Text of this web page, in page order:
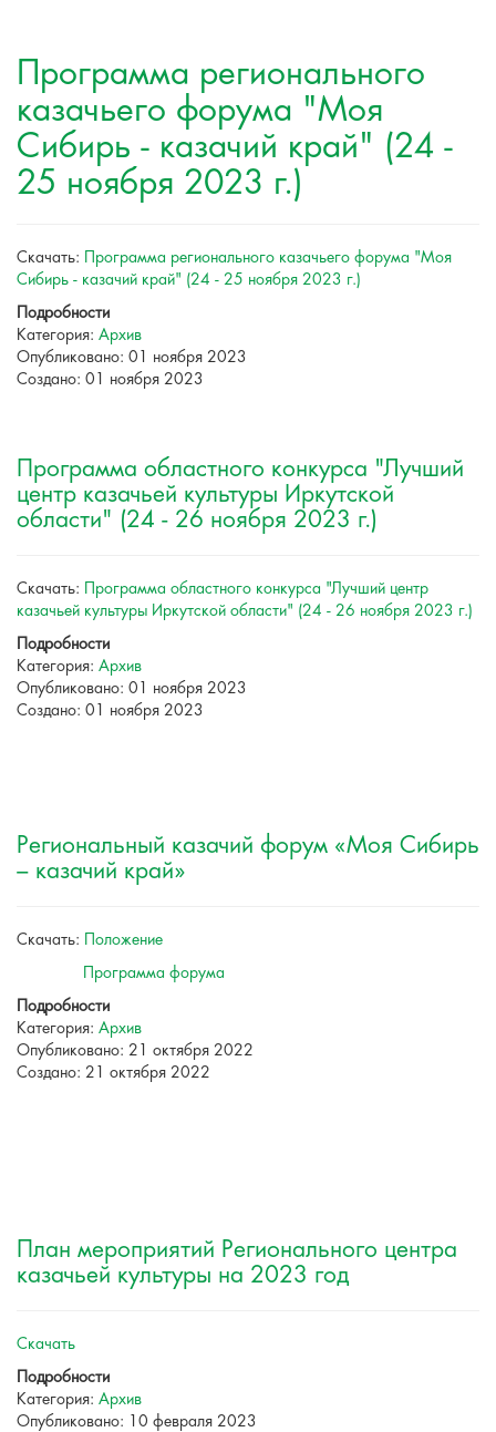
Программа регионального
казачьего форума "Моя
Сибирь - казачий край" (24 -
25 ноября 2023 г.)
Скачать:
Программа регионального казачьего форума "Моя
Сибирь - казачий край" (24 - 25 ноября 2023 г.)
Подробности
Категория: Архив
Опубликовано: 01 ноября 2023
Создано: 01 ноября 2023
Программа областного конкурса "Лучший
центр казачьей культуры Иркутской
области" (24 - 26 ноября 2023 г.)
Скачать:
Программа областного конкурса "Лучший центр
казачьей культуры Иркутской области" (24 - 26 ноября 2023 г.)
Подробности
Категория: Архив
Опубликовано: 01 ноября 2023
Создано: 01 ноября 2023
Региональный казачий форум «Моя Сибирь
– казачий край»
Скачать:
Положение
Программа форума
Подробности
Категория: Архив
Опубликовано: 21 октября 2022
Создано: 21 октября 2022
План мероприятий Регионального центра
казачьей культуры на 2023 год
Скачать
Подробности
Категория: Архив
Опубликовано: 10 февраля 2023